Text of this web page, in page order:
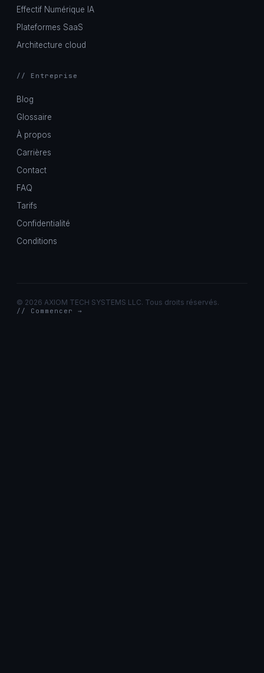
Effectif Numérique IA
Plateformes SaaS
Architecture cloud
// Entreprise
Blog
Glossaire
À propos
Carrières
Contact
FAQ
Tarifs
Confidentialité
Conditions
© 2026 AXIOM TECH SYSTEMS LLC. Tous droits réservés.
// Commencer →